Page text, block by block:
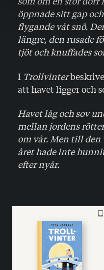
öppnade sitt gap
flygande våt snö.
längre, den rusade
tjöt och knuffades
I Trollvinter
att havet ligger och
Havet låg och sov
mellan jordens
om vår. Men till den
året hade inte
efter nyår.